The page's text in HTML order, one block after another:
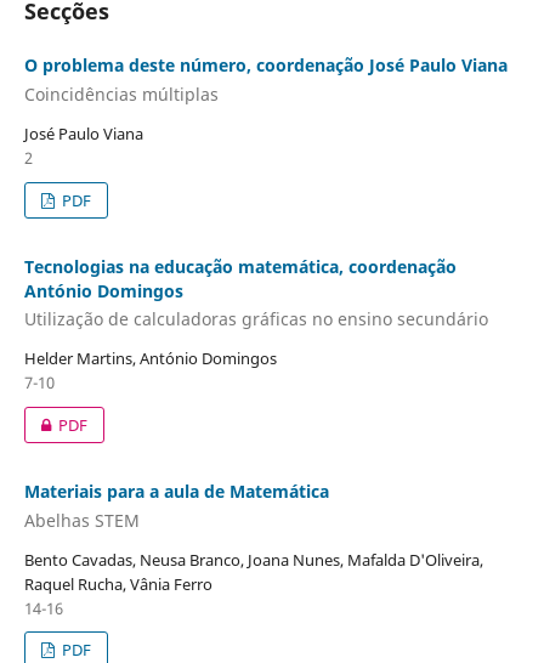
Secções
O problema deste número, coordenação José Paulo Viana
Coincidências múltiplas
José Paulo Viana
2
PDF
Tecnologias na educação matemática, coordenação
António Domingos
Utilização de calculadoras gráficas no ensino secundário
Helder Martins, António Domingos
7-10
PDF
Materiais para a aula de Matemática
Abelhas STEM
Bento Cavadas, Neusa Branco, Joana Nunes, Mafalda D'Oliveira,
Raquel Rucha, Vânia Ferro
14-16
PDF